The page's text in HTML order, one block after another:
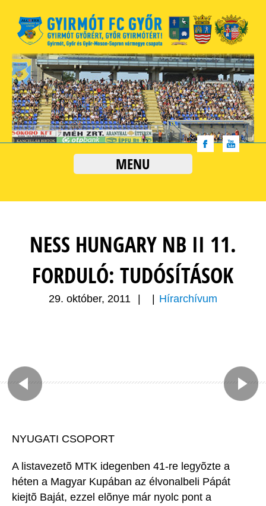
MENU
NESS HUNGARY NB II 11.
FORDULÓ: TUDÓSÍTÁSOK
29. október, 2011 Hírarchívum
NYUGATI CSOPORT
A listavezetõ MTK idegenben 41-re legyõzte a
héten a Magyar Kupában az élvonalbeli Pápát
kiejtõ Baját, ezzel elõnye már nyolc pont a